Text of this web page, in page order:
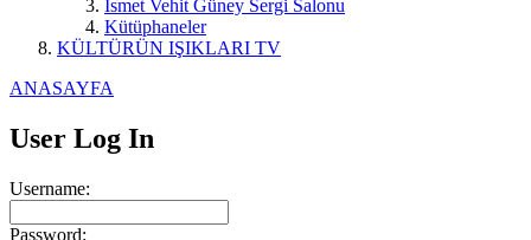
İsmet Vehit Güney Sergi Salonu
Kütüphaneler
KÜLTÜRÜN IŞIKLARI TV
ANASAYFA
User Log In
Username:
Password: